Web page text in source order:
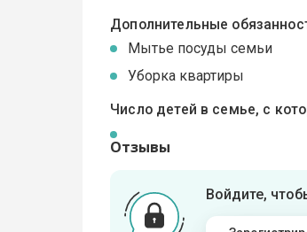
Дополнительные
Мытье посуды семьи
Уборка квартиры
Число детей в семье, с
Отзывы
Войдите,